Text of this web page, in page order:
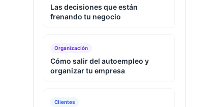
Las decisiones que están
frenando tu negocio
Organización
Cómo salir del autoempleo y
organizar tu empresa
Clientes